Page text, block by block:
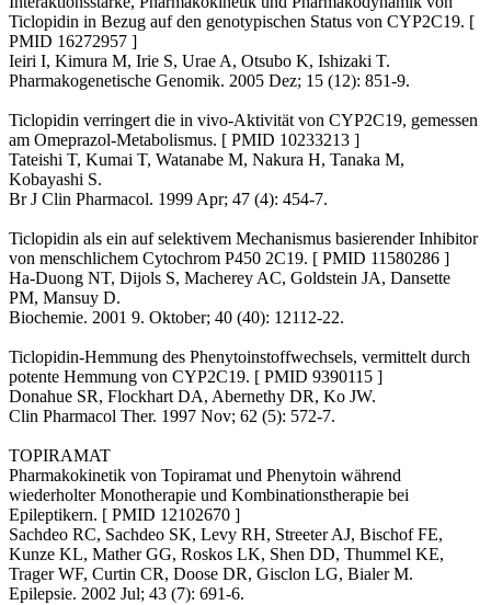
Ticlopidin in Bezug auf den genotypischen Status von CYP2C19. [
PMID 16272957 ]
Ieiri I, Kimura M, Irie S, Urae A, Otsubo K, Ishizaki T.
Pharmakogenetische Genomik. 2005 Dez; 15 (12): 851-9.
Ticlopidin verringert die in vivo-Aktivität von CYP2C19, gemessen
am Omeprazol-Metabolismus. [ PMID 10233213 ]
Tateishi T, Kumai T, Watanabe M, Nakura H, Tanaka M,
Kobayashi S.
Br J Clin Pharmacol. 1999 Apr; 47 (4): 454-7.
Ticlopidin als ein auf selektivem Mechanismus basierender Inhibitor
von menschlichem Cytochrom P450 2C19. [ PMID 11580286 ]
Ha-Duong NT, Dijols S, Macherey AC, Goldstein JA, Dansette
PM, Mansuy D.
Biochemie. 2001 9. Oktober; 40 (40): 12112-22.
Ticlopidin-Hemmung des Phenytoinstoffwechsels, vermittelt durch
potente Hemmung von CYP2C19. [ PMID 9390115 ]
Donahue SR, Flockhart DA, Abernethy DR, Ko JW.
Clin Pharmacol Ther. 1997 Nov; 62 (5): 572-7.
TOPIRAMAT
Pharmakokinetik von Topiramat und Phenytoin während
wiederholter Monotherapie und Kombinationstherapie bei
Epileptikern. [ PMID 12102670 ]
Sachdeo RC, Sachdeo SK, Levy RH, Streeter AJ, Bischof FE,
Kunze KL, Mather GG, Roskos LK, Shen DD, Thummel KE,
Trager WF, Curtin CR, Doose DR, Gisclon LG, Bialer M.
Epilepsie. 2002 Jul; 43 (7): 691-6.